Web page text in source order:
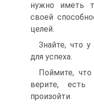
нужно иметь
своей
целей.
Знайте, что
для успеха.
Поймите,
верите, есть
произойти.